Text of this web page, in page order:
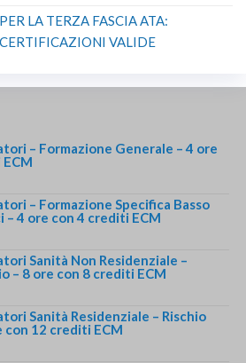
LA TERZA FASCIA ATA:
VALIDE
– Formazione Generale – 4 ore
– Formazione Specifica Basso
– 4 ore con 4 crediti ECM
Sanità Non Residenziale –
– 8 ore con 8 crediti ECM
Sanità Residenziale – Rischio
con 12 crediti ECM